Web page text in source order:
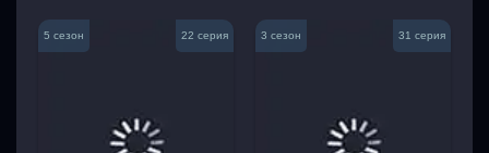
5 сезон 22 серия 3 сезон 31 серия